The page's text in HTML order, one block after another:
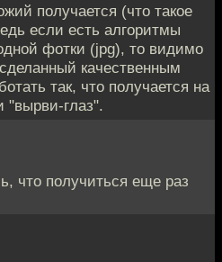
получается (что такое
если есть алгоритмы
фотки (jpg), то видимо
качественным
так, что получается на
"вырви-глаз".
что получиться еще раз